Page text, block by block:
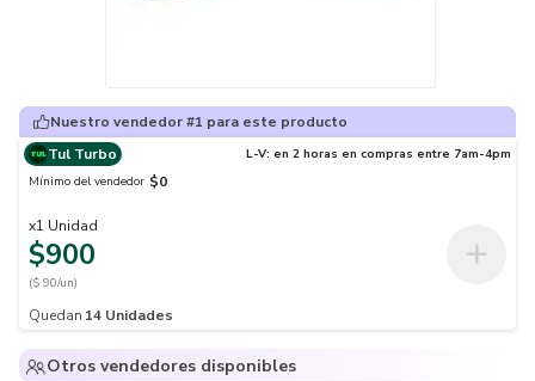
Nuestro vendedor #1 para este producto
Tul Turbo
L-V: en 2 horas en compras entre 7am-4pm
Mínimo del vendedor $0
x1 Unidad
$900
($ 90/un)
Quedan 14 Unidades
Otros vendedores disponibles